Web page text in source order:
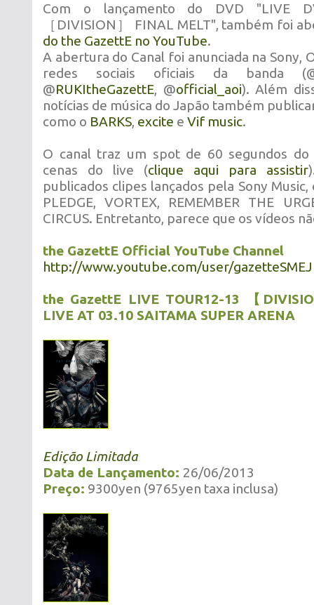
Com o lançamento do DVD "LIVE
［DIVISION］ FINAL MELT", também foi
do the GazettE no YouTube.
A abertura do Canal foi anunciada na Sony,
redes sociais oficiais da banda
@RUKItheGazettE, @official_aoi). Além
notícias de música do Japão também
como o BARKS, excite e Vif music.
O canal traz um spot de 60 segundos do
cenas do live (clique aqui para assistir
publicados clipes lançados pela Sony Music,
PLEDGE, VORTEX, REMEMBER THE
CIRCUS. Entretanto, parece que os vídeos
the GazettE Official YouTube Channel
http://www.youtube.com/user/gazetteSMEJ
the GazettE LIVE TOUR12-13 【
LIVE AT 03.10 SAITAMA SUPER ARENA
Edição Limitada
Data de Lançamento: 26/06/2013
Preço: 9300yen (9765yen taxa inclusa)